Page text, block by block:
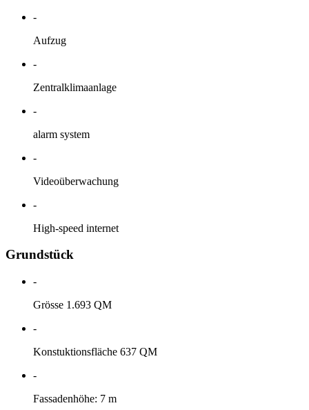
-
Aufzug
-
Zentralklimaanlage
-
alarm system
-
Videoüberwachung
-
High-speed internet
Grundstück
-
Grösse 1.693 QM
-
Konstuktionsfläche 637 QM
-
Fassadenhöhe: 7 m